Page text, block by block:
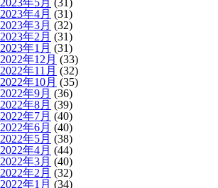
2023年5月 (31)
2023年4月 (31)
2023年3月 (32)
2023年2月 (31)
2023年1月 (31)
2022年12月 (33)
2022年11月 (32)
2022年10月 (35)
2022年9月 (36)
2022年8月 (39)
2022年7月 (40)
2022年6月 (40)
2022年5月 (38)
2022年4月 (44)
2022年3月 (40)
2022年2月 (32)
2022年1月 (34)